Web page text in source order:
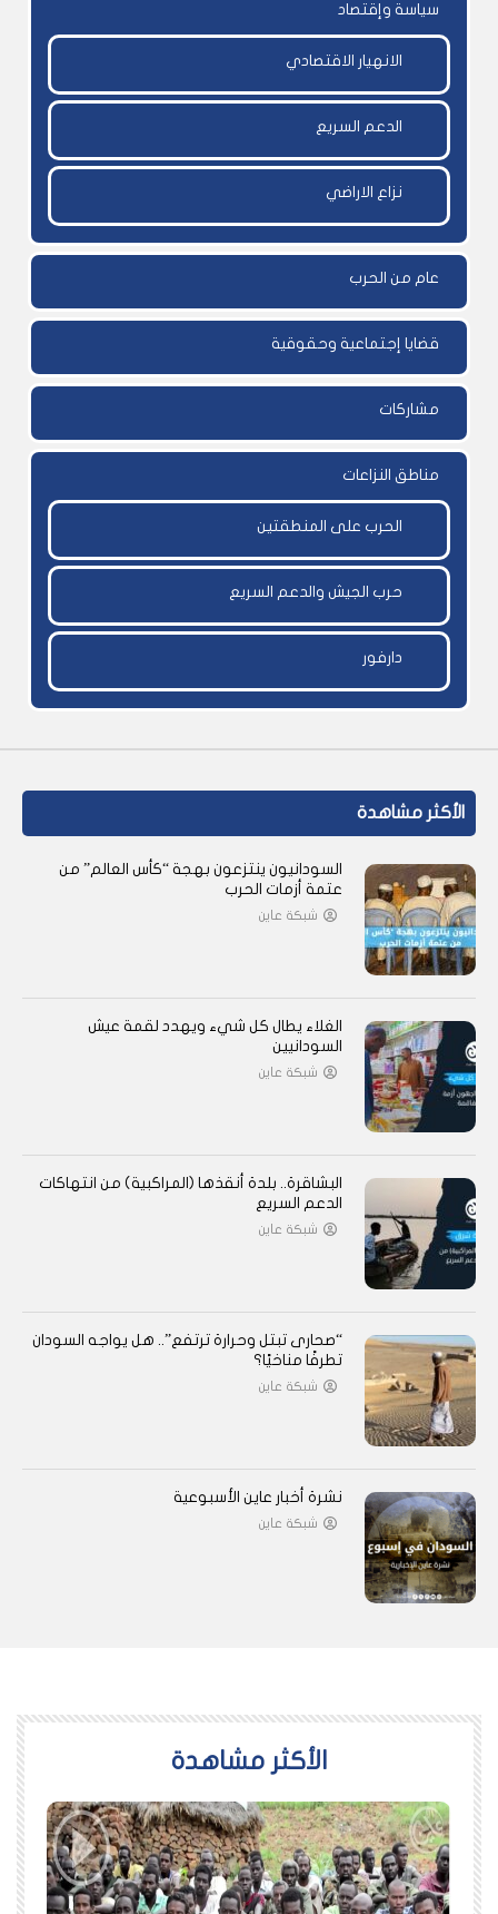
سياسة وإقتصاد
الانهيار الاقتصادي
الدعم السريع
نزاع الاراضي
عام من الحرب
قضايا إجتماعية وحقوقية
مشاركات
مناطق النزاعات
الحرب على المنطقتين
حرب الجيش والدعم السريع
دارفور
الأكثر مشاهدة
السودانيون ينتزعون بهجة “كأس العالم” من
عتمة أزمات الحرب
شبكة عاين
الغلاء يطال كل شيء ويهدد لقمة عيش
السودانيين
شبكة عاين
البشاقرة.. بلدة أنقذها (المراكبية) من انتهاكات
الدعم السريع
شبكة عاين
“صحارى تبتل وحرارة ترتفع”.. هل يواجه السودان
تطرفًا مناخيًا؟
شبكة عاين
نشرة أخبار عاين الأسبوعية
شبكة عاين
اﻷكثر مشاهدة